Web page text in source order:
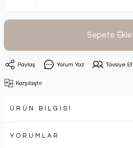
Sepete Ekle
Paylaş Yorum Yaz Tavsiye Et
Karşılaştır
ÜRÜN BİLGİSİ
YORUMLAR